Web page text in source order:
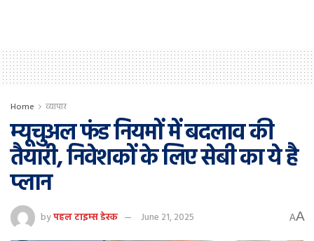
Home व्यापार
म्यूचुअल फंड नियमों में बदलाव की
तैयारी, निवेशकों के लिए सेबी का ये है
प्लान
byपहल टाइम्स डेस्क June 21, 2025 AA